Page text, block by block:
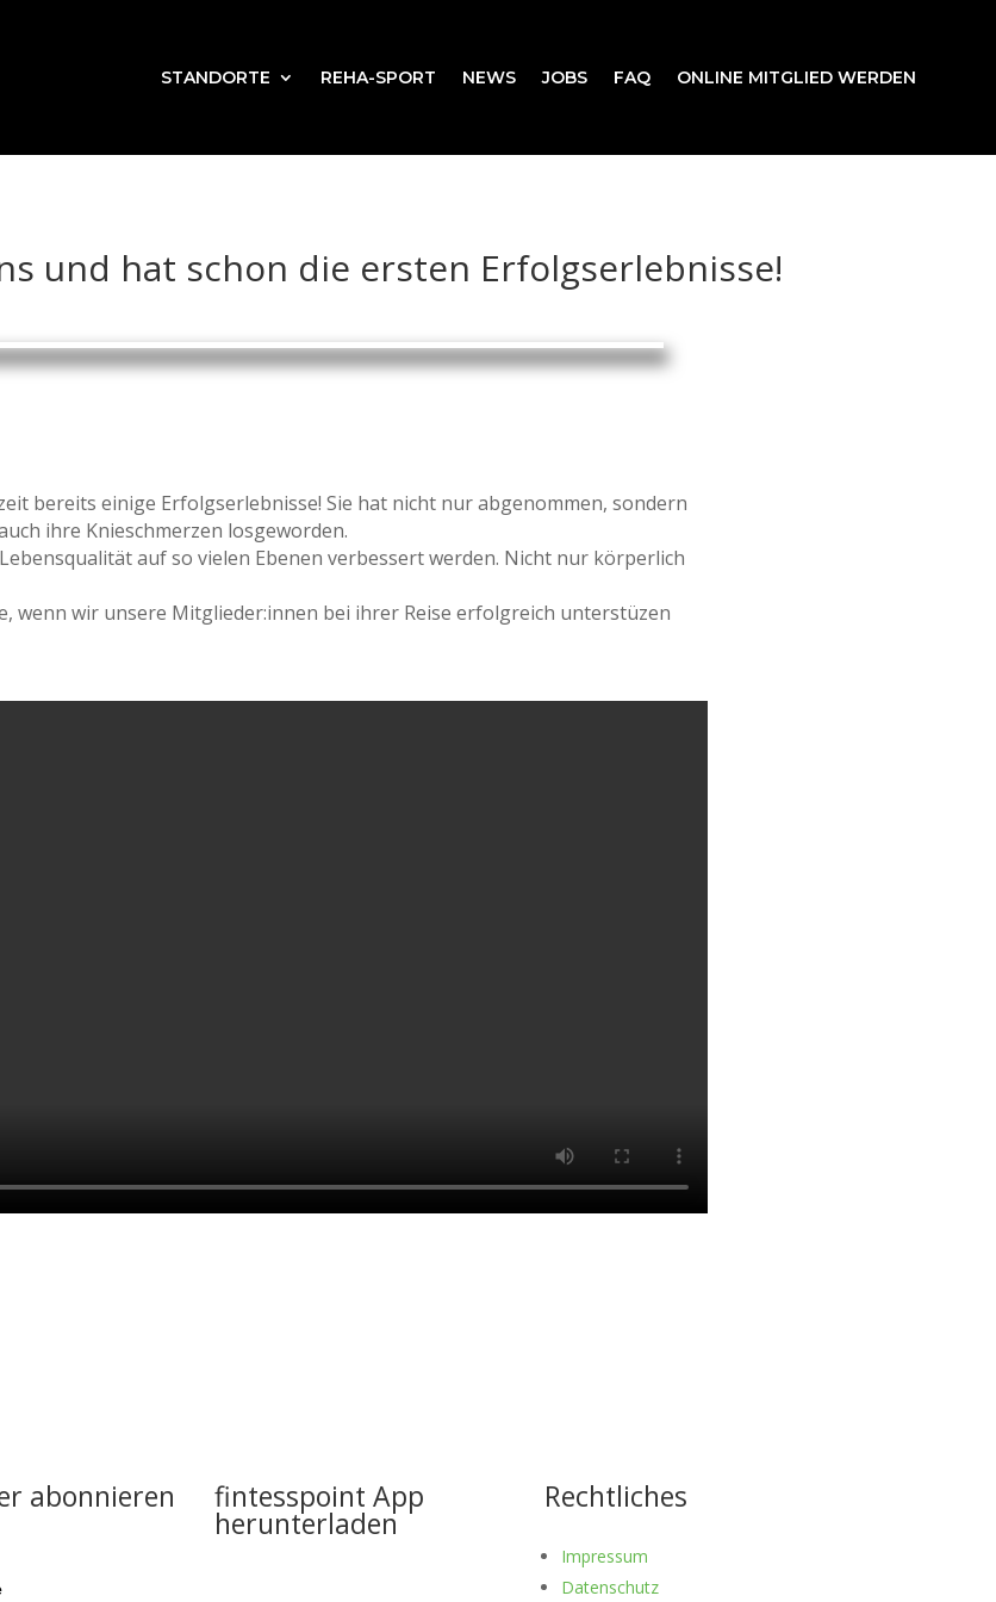
STANDORTE REHA-SPORT NEWS JOBS FAQ ONLINE MITGLIED WERDEN
und hat schon die ersten Erfolgserlebnisse!
bereits einige Erfolgserlebnisse! Sie hat nicht nur abgenommen, sondern
ihre Knieschmerzen losgeworden.
auf so vielen Ebenen verbessert werden. Nicht nur körperlich
wenn wir unsere Mitglieder:innen bei ihrer Reise erfolgreich unterstüzen
abonnieren fintesspoint App
herunterladen
Rechtliches
Impressum
Datenschutz